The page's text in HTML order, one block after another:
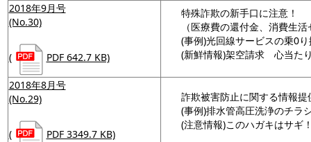
2018年9月号
(No.30)
( PDF 642.7 KB)
特殊詐欺の新手口に注意！
（医療費の還付金、消費生
(事例)光回線サービスの乗0
(新鮮情報)架空請求 心当た
2018年8月号
(No.29)
( PDF 3349.7 KB)
詐欺被害防止に関する情報
(事例)排水管高圧洗浄のチラ
(注意情報)このハガキはサギ